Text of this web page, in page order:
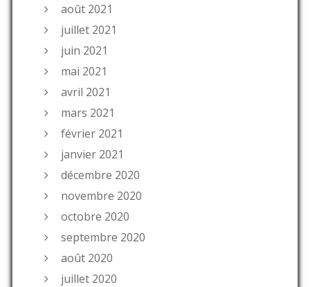
août 2021
juillet 2021
juin 2021
mai 2021
avril 2021
mars 2021
février 2021
janvier 2021
décembre 2020
novembre 2020
octobre 2020
septembre 2020
août 2020
juillet 2020